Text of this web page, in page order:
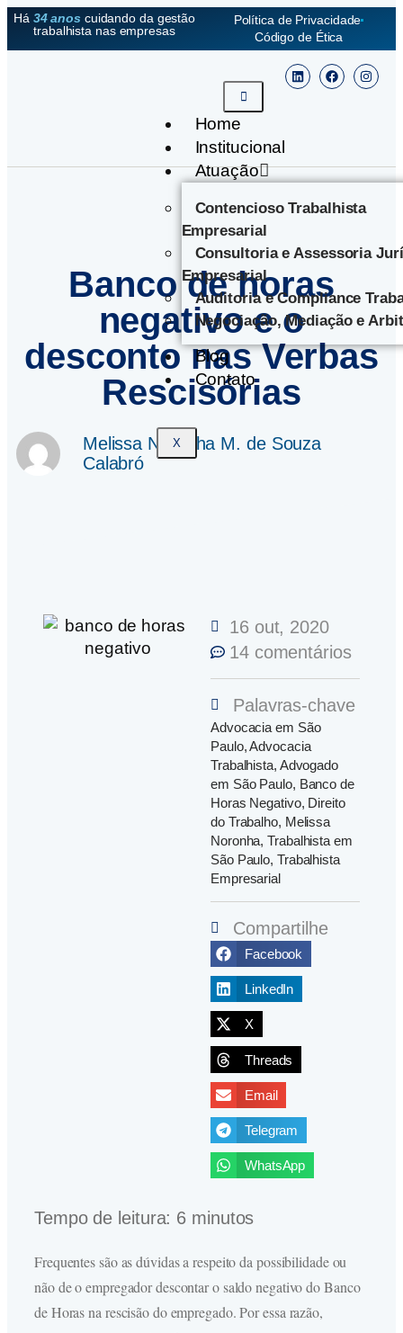
Há 34 anoscuidando da gestão
trabalhista nas empresas
Política de Privacidade
Código de Ética
Home
Institucional
Atuação
Contencioso Trabalhista
Empresarial
Consultoria e Assessoria
Empresarial
Auditoria e Compliance
Negociação, Mediação e
Blog
Contato
X
Banco de horas
negativo e o
desconto nas Verbas
Rescisórias
Melissa Noronha M. de Souza
Calabró
16 out, 2020
14 comentários
Palavras-chave
Advocacia em São
Paulo,Advocacia
Trabalhista, Advogado
em São Paulo, Banco de
Horas Negativo, Direito
do Trabalho, Melissa
Noronha,Trabalhista em
São Paulo, Trabalhista
Empresarial
Compartilhe
Facebook
LinkedIn
X
Threads
Email
Telegram
WhatsApp
Tempo de leitura: 6 minutos
Frequentes são as dúvidas a respeito da possibilidade ou
não de o empregador descontar o saldo negativo do Banco
de Horas na rescisão do empregado. Por essa razão,